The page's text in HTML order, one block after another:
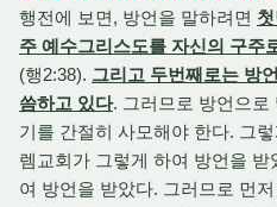
행전에 보면, 방언을 말하려면
주 예수그리스도를 자신의 구주
(행2:38). 그리고 두번째로는 방
씀하고 있다. 그러므로 방언으로
기를 간절히 사모해야 한다. 그
렘교회가 그렇게 하여 방언을
여 방언을 받았다. 그러므로 먼